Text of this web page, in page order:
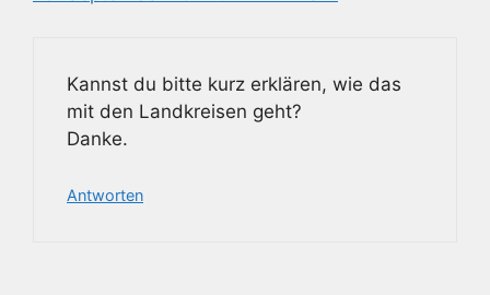
Kannst du bitte kurz erklären, wie das
mit den Landkreisen geht?
Danke.
Antworten